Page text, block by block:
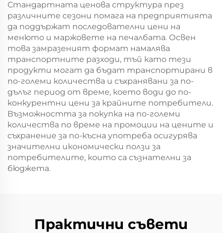
Стандартната ценова структура през
различните сезони помага на предприятията
да поддържат последователни цени на
менюто и маржовете на печалбата. Освен
това замразеният формат намалява
транспортните разходи, тъй като тези
продукти могат да бъдат транспортирани в
по-големи количества и съхранявани за по-
дълъг период от време, което води до по-
конкурентни цени за крайните потребители.
Възможността за покупка на по-големи
количества по време на промоции на цените и
съхранение за по-късна употреба осигурява
значителни икономически ползи за
потребителите, които са съзнателни за
бюджета.
Практични съвети